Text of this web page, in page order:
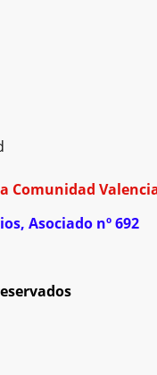
Asociado nº 692